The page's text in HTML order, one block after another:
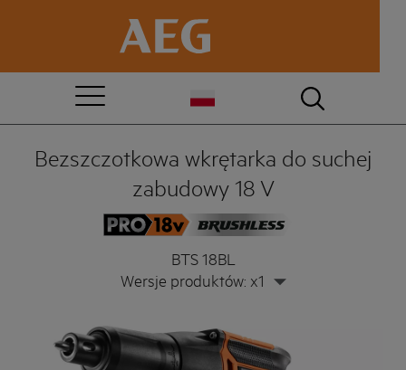
Bezszczotkowa wkrętarka do suchej
zabudowy 18 V
BTS 18BL
Wersje produktów: x1